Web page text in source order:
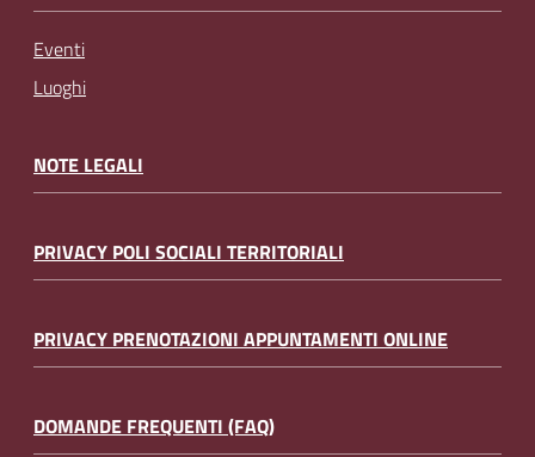
Eventi
Luoghi
NOTE LEGALI
PRIVACY POLI SOCIALI TERRITORIALI
PRIVACY PRENOTAZIONI APPUNTAMENTI ONLINE
DOMANDE FREQUENTI (FAQ)